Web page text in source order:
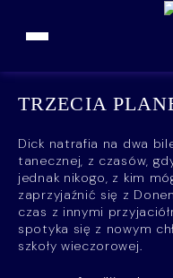
TRZECIA
Dick natrafia na dwa
tanecznej, z czasów,
jednak nikogo, z kim
zaprzyjaźnić się z
czas z innymi
spotyka się z nowym
szkoły wieczorowej.